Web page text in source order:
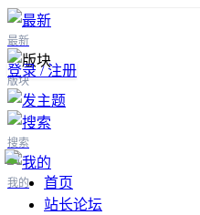
最新
版块
搜索
我的
登录 / 注册
首页
站长论坛